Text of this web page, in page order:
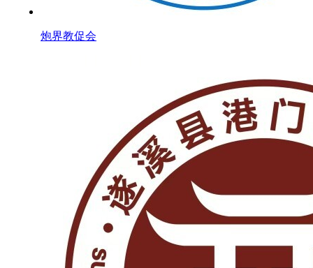
炮界教促会